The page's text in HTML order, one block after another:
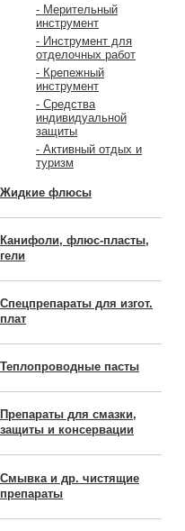
- Мерительный
инструмент
- Инструмент для
отделочных работ
- Крепежный
инструмент
- Средства
индивидуальной
защиты
- Активный отдых и
туризм
Жидкие флюсы
Канифоли, флюс-пласты,
гели
Спецпрепараты для изгот.
плат
Теплопроводные пасты
Препараты для смазки,
защиты и консервации
Смывка и др. чистящие
препараты